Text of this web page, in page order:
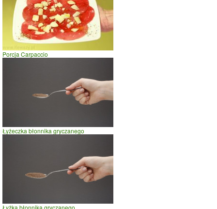
Porcja Carpaccio
Łyżeczka błonnika gryczanego
Łyżka błonnika gryczanego